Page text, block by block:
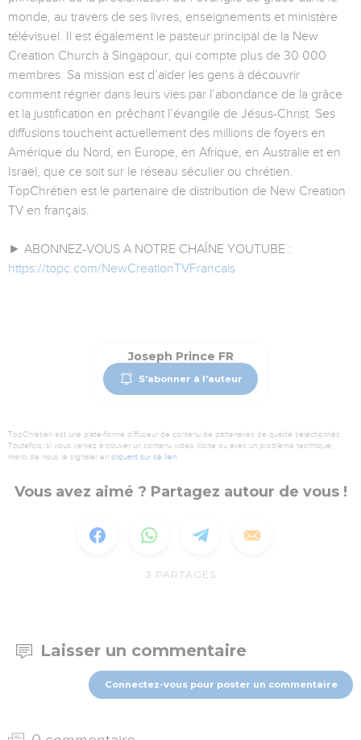
monde, au travers de ses livres, enseignements et ministère
télévisuel. Il est également le pasteur principal de la New
Creation Church à Singapour, qui compte plus de 30 000
membres. Sa mission est d’aider les gens à découvrir
comment régner dans leurs vies par l’abondance de la grâce
et la justification en prêchant l’évangile de Jésus-Christ. Ses
diffusions touchent actuellement des millions de foyers en
Amérique du Nord, en Europe, en Afrique, en Australie et en
Israël, que ce soit sur le réseau séculier ou chrétien.
TopChrétien est le partenaire de distribution de New Creation
TV en français.
► ABONNEZ-VOUS A NOTRE CHAÎNE YOUTUBE :
https://topc.com/NewCreationTVFrancais
Joseph Prince FR
S'abonner à l'auteur
TopChrétien est une plate-forme diffuseur de contenu de partenaires de qualité sélectionnés.
Toutefois, si vous veniez à trouver un contenu vidéo illicite ou avec un problème technique,
merci de nous le signaler en cliquant sur ce lien.
Vous avez aimé ? Partagez autour de vous !
3 PARTAGES
Laisser un commentaire
Connectez-vous pour poster un commentaire